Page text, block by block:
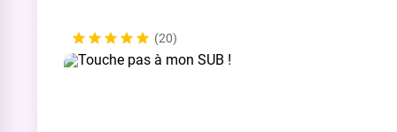
(20)